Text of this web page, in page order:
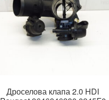
Дроселова клапа 2.0 HDI